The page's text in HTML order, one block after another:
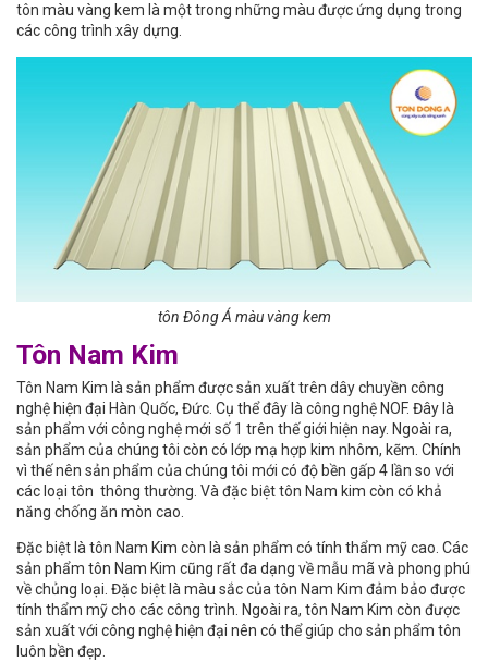
tôn màu vàng kem là một trong những màu được ứng dụng trong
các công trình xây dựng.
tôn Đông Á màu vàng kem
Tôn Nam Kim
Tôn Nam Kim là sản phẩm được sản xuất trên dây chuyền công
nghệ hiện đại Hàn Quốc, Đức. Cụ thể đây là công nghệ NOF. Đây là
sản phẩm với công nghệ mới số 1 trên thế giới hiện nay. Ngoài ra,
sản phẩm của chúng tôi còn có lớp mạ hợp kim nhôm, kẽm. Chính
vì thế nên sản phẩm của chúng tôi mới có độ bền gấp 4 lần so với
các loại tôn thông thường. Và đặc biệt tôn Nam kim còn có khả
năng chống ăn mòn cao.
Đặc biệt là tôn Nam Kim còn là sản phẩm có tính thẩm mỹ cao. Các
sản phẩm tôn Nam Kim cũng rất đa dạng về mẫu mã và phong phú
về chủng loại. Đặc biệt là màu sắc của tôn Nam Kim đảm bảo được
tính thẩm mỹ cho các công trình. Ngoài ra, tôn Nam Kim còn được
sản xuất với công nghệ hiện đại nên có thể giúp cho sản phẩm tôn
luôn bền đẹp.